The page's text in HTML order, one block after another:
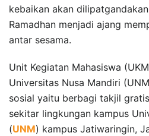
kebaikan akan
Ramadhan menjadi ajang
antar sesama.
Unit Kegiatan Mahasiswa
Universitas Nusa Mandiri
sosial yaitu berbagi takjil
sekitar lingkungan kampus
(UNM) kampus Jatiwaringin,